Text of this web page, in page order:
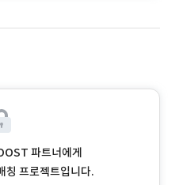
파트너에게
칭 프로젝트입니다.